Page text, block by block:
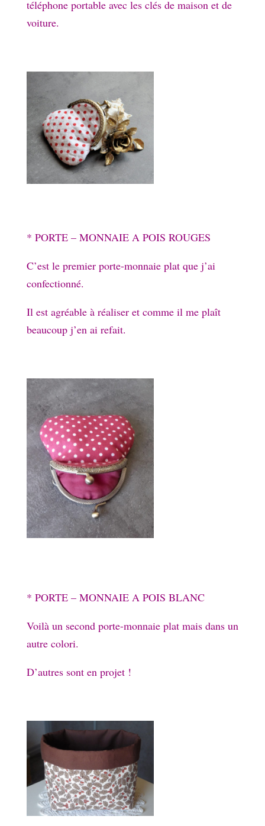
téléphone portable avec les clés de maison et de
voiture.
* PORTE – MONNAIE A POIS ROUGES
C’est le premier porte-monnaie plat que j’ai
confectionné.
Il est agréable à réaliser et comme il me plaît
beaucoup j’en ai refait.
* PORTE – MONNAIE A POIS BLANC
Voilà un second porte-monnaie plat mais dans un
autre colori.
D’autres sont en projet !